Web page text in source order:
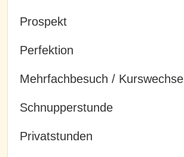
Prospekt
Perfektion
Mehrfachbesuch / Kurswechsel
Schnupperstunde
Privatstunden